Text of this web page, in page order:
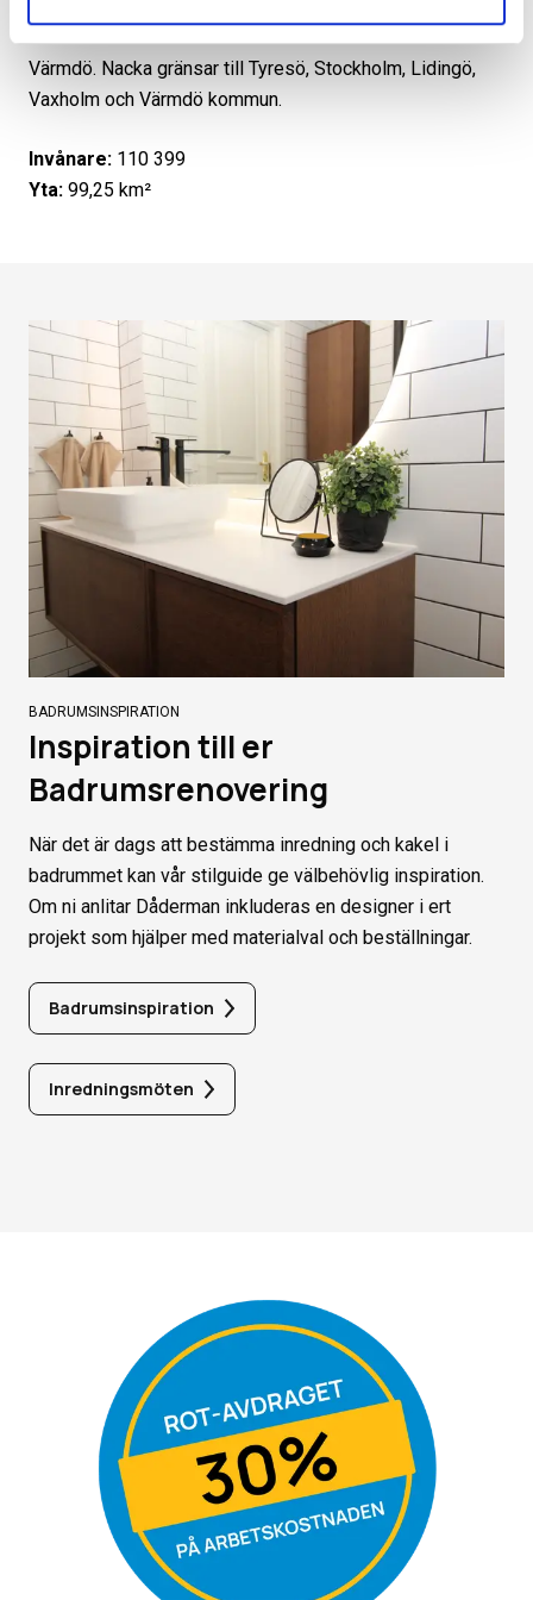
Södermanland och är delad mellan Södertörn och
Värmdö. Nacka gränsar till Tyresö, Stockholm, Lidingö,
Vaxholm och Värmdö kommun.
Invånare: 110 399
Yta: 99,25 km²
BADRUMSINSPIRATION
Inspiration till er
Badrumsrenovering
När det är dags att bestämma inredning och kakel i
badrummet kan vår stilguide ge välbehövlig inspiration.
Om ni anlitar Dåderman inkluderas en designer i ert
projekt som hjälper med materialval och beställningar.
Badrumsinspiration
Inredningsmöten